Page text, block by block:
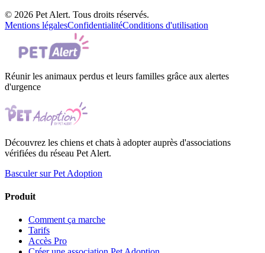
© 2026 Pet Alert. Tous droits réservés.
Mentions légalesConfidentialitéConditions d'utilisation
Réunir les animaux perdus et leurs familles grâce aux alertes
d'urgence
Découvrez les chiens et chats à adopter auprès d'associations
vérifiées du réseau Pet Alert.
Basculer sur Pet Adoption
Produit
Comment ça marche
Tarifs
Accès Pro